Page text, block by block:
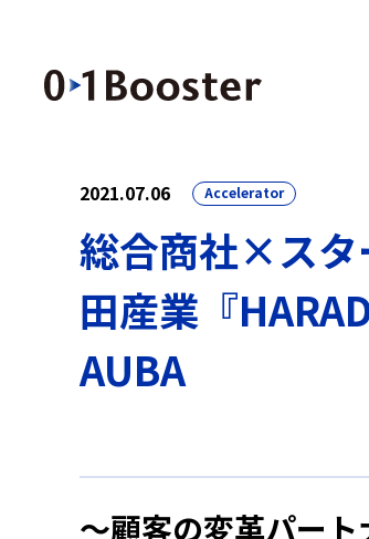
2021.07.06 Accelerator
総合商社×スタ
田産業『
AUBA
～顧客の変革パー